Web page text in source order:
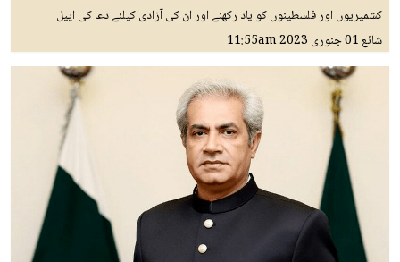
کشمیریوں اور فلسطینوں کو یاد رکھنے اور ان کی آزادی کیلئے دعا کی اپیل
شائع01 جنوری 2023 11:55am